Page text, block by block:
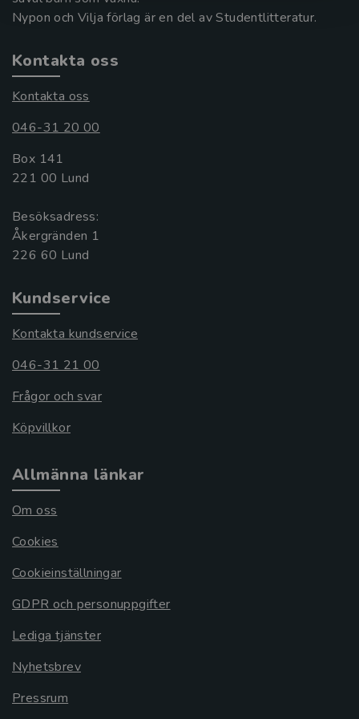
Nypon och Vilja förlag är en del av Studentlitteratur.
Kontakta oss
Kontakta oss
046-31 20 00
Box 141
221 00 Lund
Besöksadress:
Åkergränden 1
Kundservice
Kontakta kundservice
046-31 21 00
Frågor och svar
Köpvillkor
Allmänna länkar
Om oss
Cookies
Cookieinställningar
GDPR och personuppgifter
Lediga tjänster
Nyhetsbrev
Pressrum